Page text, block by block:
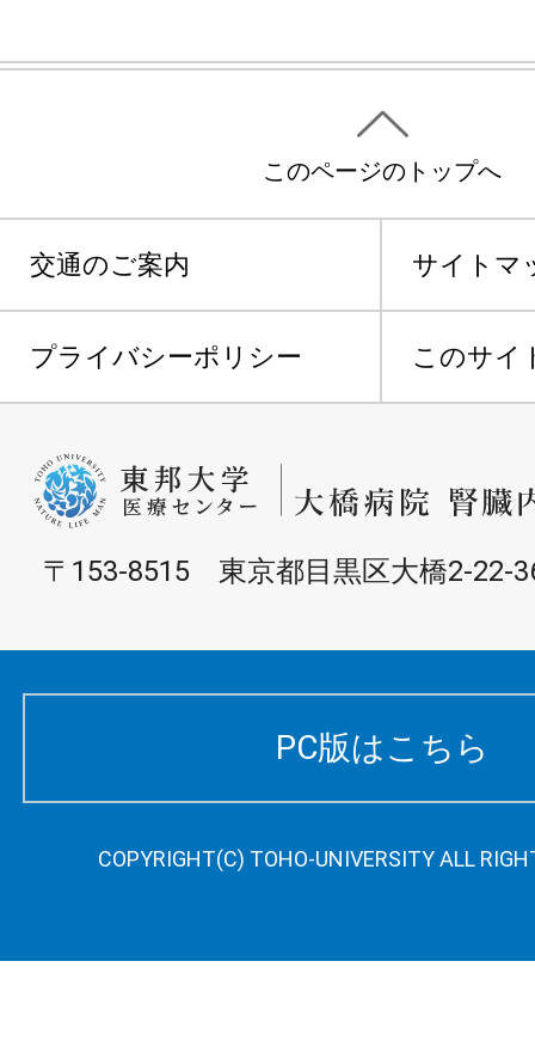
このページのトップへ
交通のご案内 サイトマ
プライバシーポリシー このサイ
〒153-8515 東京都目黒区大橋2-22-
PC版はこちら
COPYRIGHT(C) TOHO-UNIVERSITY ALL